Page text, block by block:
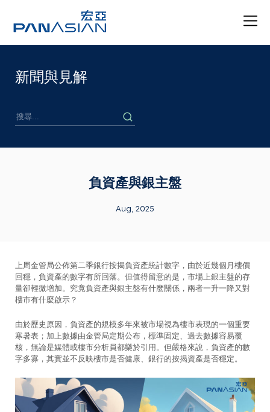
新聞與見解
負資產與銀主盤
Aug, 2025
上周金管局公佈第二季銀行按揭負資產統計數字，由於近幾個月樓價
回穩，負資產的數字有所回落。但值得留意的是，市場上銀主盤的存
量卻輕微增加。究竟負資產與銀主盤有什麼關係，兩者一升一降又對
樓市有什麼啟示？
由於歷史原因，負資產的規模多年來被市場視為樓市表現的一個重要
寒暑表；加上數據由金管局定期公布，標準固定、過去數據容易覆
核，無論是媒體或樓市分析員都樂於引用。但嚴格來說，負資產的數
字多寡，其實並不反映樓市是否健康、銀行的按揭資產是否穩定。